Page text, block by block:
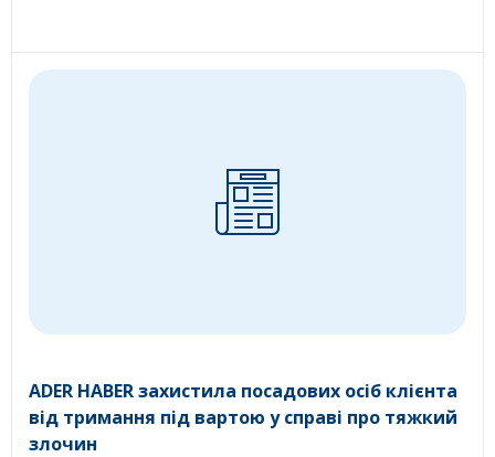
ADER HABER захистила посадових осіб клієнта
від тримання під вартою у справі про тяжкий
злочин